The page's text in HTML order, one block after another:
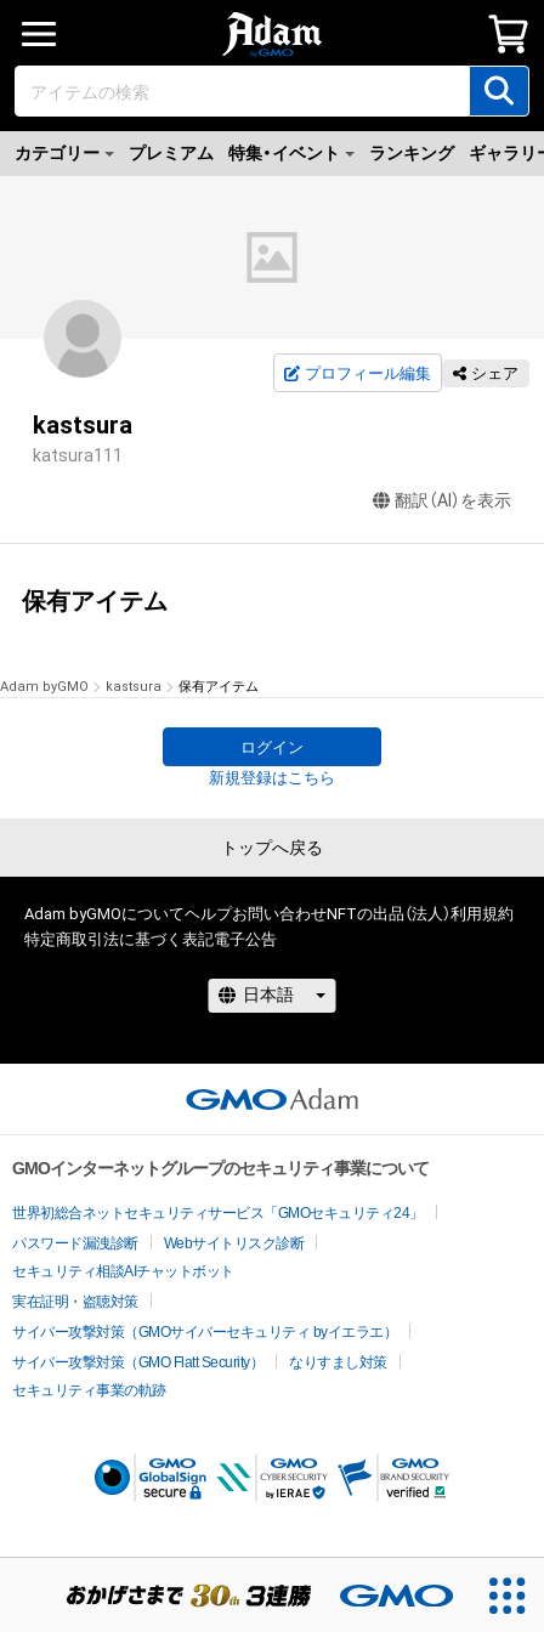
カテゴリー プレミアム 特集・イベント ランキング ギャラリ
プロフィール編集 シェア
kastsura
katsura111
翻訳（AI）を表示
保有アイテム
Adam byGMO kastsura 保有アイテム
ログイン
新規登録はこちら
トップへ戻る
Adam byGMOについてヘルプお問い合わせNFTの出品（法人）利用規約
特定商取引法に基づく表記電子公告
GMOインターネットグループのセキュリティ事業について
世界初総合ネットセキュリティサービス「GMOセキュリティ24」
パスワード漏洩診断
Webサイトリスク診断
セキュリティ相談AIチャットボット
実在証明・盗聴対策
サイバー攻撃対策（GMOサイバーセキュリティ byイエラエ）
サイバー攻撃対策（GMO Flatt Security）
なりすまし対策
セキュリティ事業の軌跡